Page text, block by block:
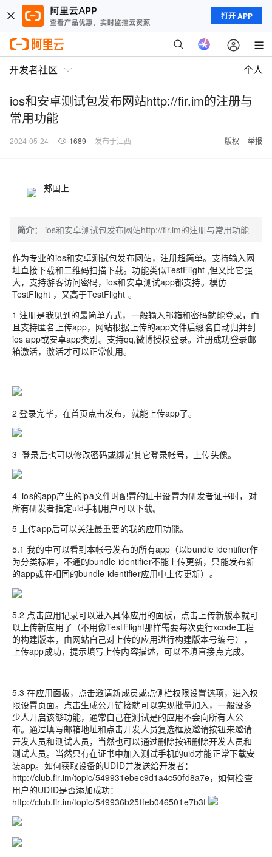
打开 APP
开发者社区 个人
ios和安卓测试包发布网站http://fir.im的注册与
常用功能
2024-05-24 1689 发布于江西 版权 举报
郏国上
简介： ios和安卓测试包发布网站http://fir.im的注册与常用功能
作为专业的ios和安卓测试包发布网站，注册超简单。支持输入网
址直接下载和二维码扫描下载。功能类似TestFlight ,但又比它强
大，支持游客访问密码，ios和安卓测试app都支持。模仿
TestFlight ，又高于TestFlight 。
1 注册是我见到的最简单方式，一般输入邮箱和密码就能登录，而
且支持匿名上传app，网站根据上传的app文件后缀名自动归并到
ios app或安卓app类别。支持qq,微博授权登录。注册成功登录邮
箱激活，激活才可以正常使用。
2 登录完毕，在首页点击发布，就能上传app了。
3 登录后也可以修改密码或绑定其它登录帐号，上传头像。
4 ios的app产生的ipa文件时配置的证书设置为研发者证书时，对
所有研发者指定uid手机用户可以下载。
5 上传app后可以关注最重要的我的应用功能。
5.1 我的中可以看到本帐号发布的所有app（以bundle identifier作
为分类标准，不通的bundle identifier不能上传更新，只能发布新
的app或在相同的bundle identifier应用中上传更新）。
5.2 点击应用记录可以进入具体应用的面板，点击上传新版本就可
以上传新应用了（不用像TestFlight那样需要每次更行xcode工程
的构建版本，由网站自己对上传的应用进行构建版本号编号），
上传app成功，提示填写上传内容描述，可以不填直接点完成。
5.3 在应用面板，点击邀请新成员或点侧栏权限设置选项，进入权
限设置页面。点击生成公开链接就可以实现批量加入，一般没多
少人开启该够功能，通常自己在测试是的应用不会向所有人公
布。通过填写邮箱地址和点击开发人员复选框及邀请按钮来邀请
开发人员和测试人员，当然也可以通过删除按钮删除开发人员和
测试人员。当然只有在证书中加入测试手机的uid才能正常下载安
装app。如何获取设备的UDID并发送给开发者：
http://club.fir.im/topic/549931ebec9d1a4c50fd8a7e，如何检查
用户的UDID是否添加成功：
http://club.fir.im/topic/549936b25ffeb046501e7b3f